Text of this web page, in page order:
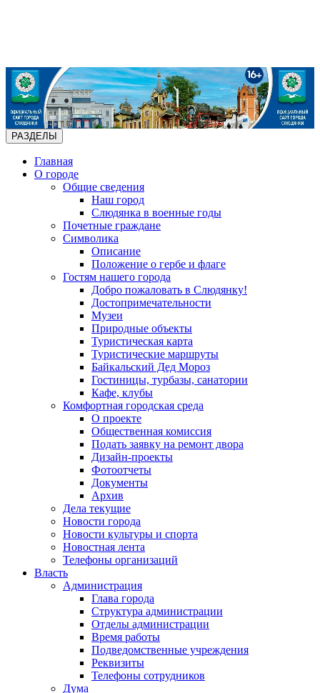
РАЗДЕЛЫ
Главная
О городе
Общие сведения
Наш город
Слюдянка в военные годы
Почетные граждане
Символика
Описание
Положение о гербе и флаге
Гостям нашего города
Добро пожаловать в Слюдянку!
Достопримечательности
Музеи
Природные объекты
Туристическая карта
Туристические маршруты
Байкальский Дед Мороз
Гостиницы, турбазы, санатории
Кафе, клубы
Комфортная городская среда
О проекте
Общественная комиссия
Подать заявку на ремонт двора
Дизайн-проекты
Фотоотчеты
Документы
Архив
Дела текущие
Новости города
Новости культуры и спорта
Новостная лента
Телефоны организаций
Власть
Администрация
Глава города
Структура администрации
Отделы администрации
Время работы
Подведомственные учреждения
Реквизиты
Телефоны сотрудников
Дума